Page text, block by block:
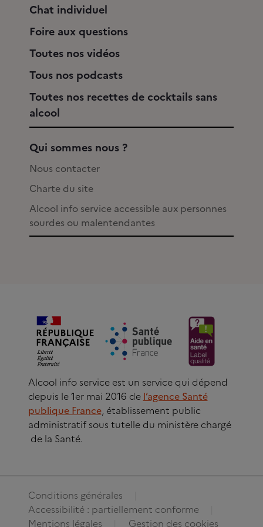
Chat individuel
Foire aux questions
Toutes nos vidéos
Tous nos podcasts
Toutes nos recettes de cocktails sans
alcool
Qui sommes nous ?
Nous contacter
Charte du site
Alcool info service accessible aux personnes
sourdes ou malentendantes
Alcool info service est un service qui dépend
depuis le 1er mai 2016 de l’agence Santé
publique France, établissement public
administratif sous tutelle du ministère chargé
de la Santé.
Conditions générales
Accessibilité : partiellement conforme
Mentions légales
Gestion des cookies